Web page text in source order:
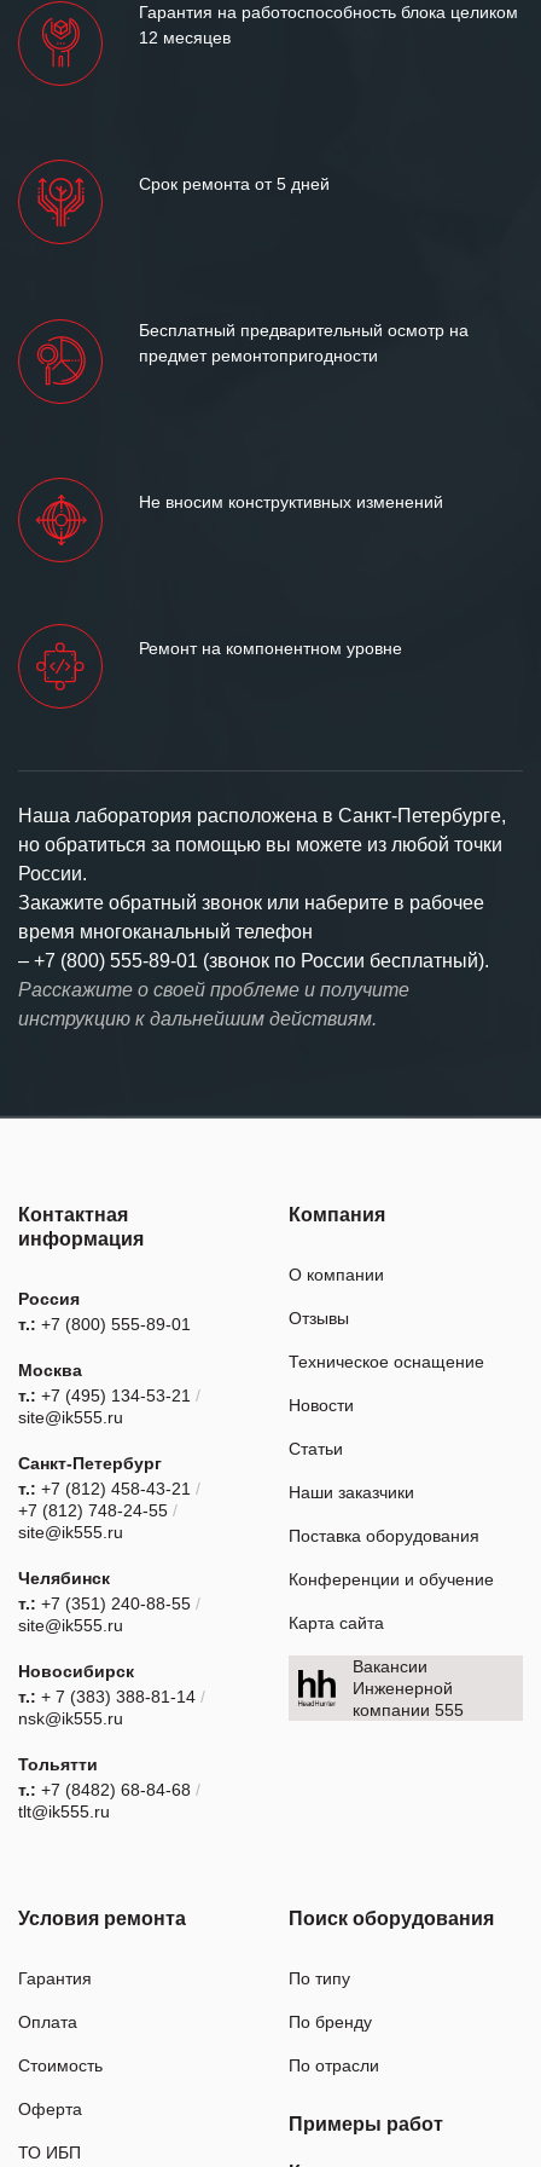
Гарантия на работоспособность блока целиком
12 месяцев
Срок ремонта от 5 дней
Бесплатный предварительный осмотр на
предмет ремонтопригодности
Не вносим конструктивных изменений
Ремонт на компонентном уровне
Наша лаборатория расположена в Санкт-Петербурге,
но обратиться за помощью вы можете из любой точки
России.
Закажите обратный звонок или наберите в рабочее
время многоканальный телефон
– +7 (800) 555-89-01 (звонок по России бесплатный).
Расскажите о своей проблеме и получите
инструкцию к дальнейшим действиям.
Контактная
информация
Россия
т.: +7 (800) 555-89-01
Москва
т.: +7 (495) 134-53-21 /
site@ik555.ru
Санкт-Петербург
т.: +7 (812) 458-43-21 /
+7 (812) 748-24-55 /
site@ik555.ru
Челябинск
т.: +7 (351) 240-88-55 /
site@ik555.ru
Новосибирск
т.: + 7 (383) 388-81-14 /
nsk@ik555.ru
Тольятти
т.: +7 (8482) 68-84-68 /
tlt@ik555.ru
Компания
О компании
Отзывы
Техническое оснащение
Новости
Статьи
Наши заказчики
Поставка оборудования
Конференции и обучение
Карта сайта
Вакансии
Инженерной
компании 555
Условия ремонта
Гарантия
Оплата
Стоимость
Оферта
ТО ИБП
Поиск оборудования
По типу
По бренду
По отрасли
Примеры работ